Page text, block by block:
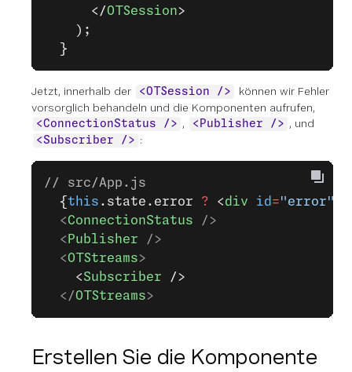
      </
OTSession>
    );
  }
Jetzt, innerhalb der <OTSession />
können wir Fehler
vorsorglich behandeln und die Komponenten aufrufen,
<ConnectionStatus /> , <Publisher /> , und
<Subscriber /> :
// src/App.js
  {
this .state.error ? <div id ="error"
  <
ConnectionStatus />
  <
Publisher />
  <
OTStreams>
    <
Subscriber />
  </
OTStreams>
Erstellen Sie die Komponente